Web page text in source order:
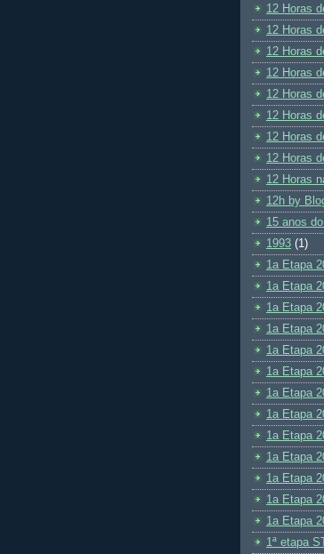
12 Horas
12 Horas
12 Horas
12 Horas
12 Horas
12 Horas
12 Horas
12 Horas
12 Horas
12h by
15 anos
1993 (1)
1a Etapa
1a Etapa
1a Etapa
1a Etapa
1a Etapa
1a Etapa
1a Etapa
1a Etapa
1a Etapa
1a Etapa
1a Etapa
1a Etapa
1a Etapa
1ª etapa